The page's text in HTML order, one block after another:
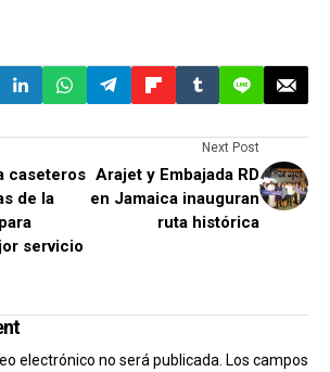
caseteros
de la
servicio
Next Post
Arajet y Embajada RD
en Jamaica inauguran
ruta histórica
electrónico no será publicada. Los campos